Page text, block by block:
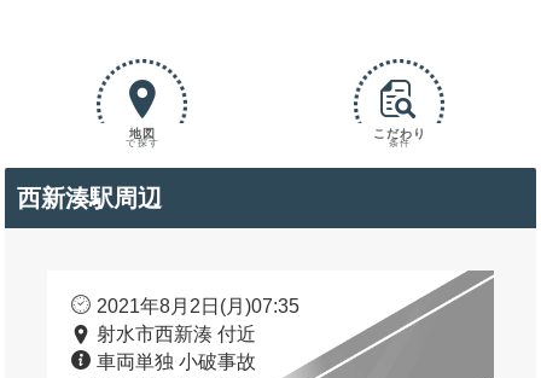
地図
で探す
こだわり
条件
西新湊駅周辺
2021年8月2日(月)07:35
射水市西新湊 付近
車両単独 小破事故